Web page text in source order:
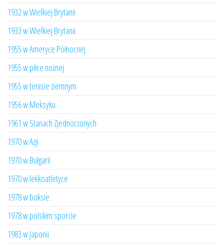
1932 w Wielkiej Brytanii
1933 w Wielkiej Brytanii
1955 w Ameryce Północnej
1955 w piłce nożnej
1955 w tenisie ziemnym
1956 w Meksyku
1961 w Stanach Zjednoczonych
1970 w Azji
1970 w Bułgarii
1970 w lekkoatletyce
1978 w boksie
1978 w polskim sporcie
1983 w Japonii